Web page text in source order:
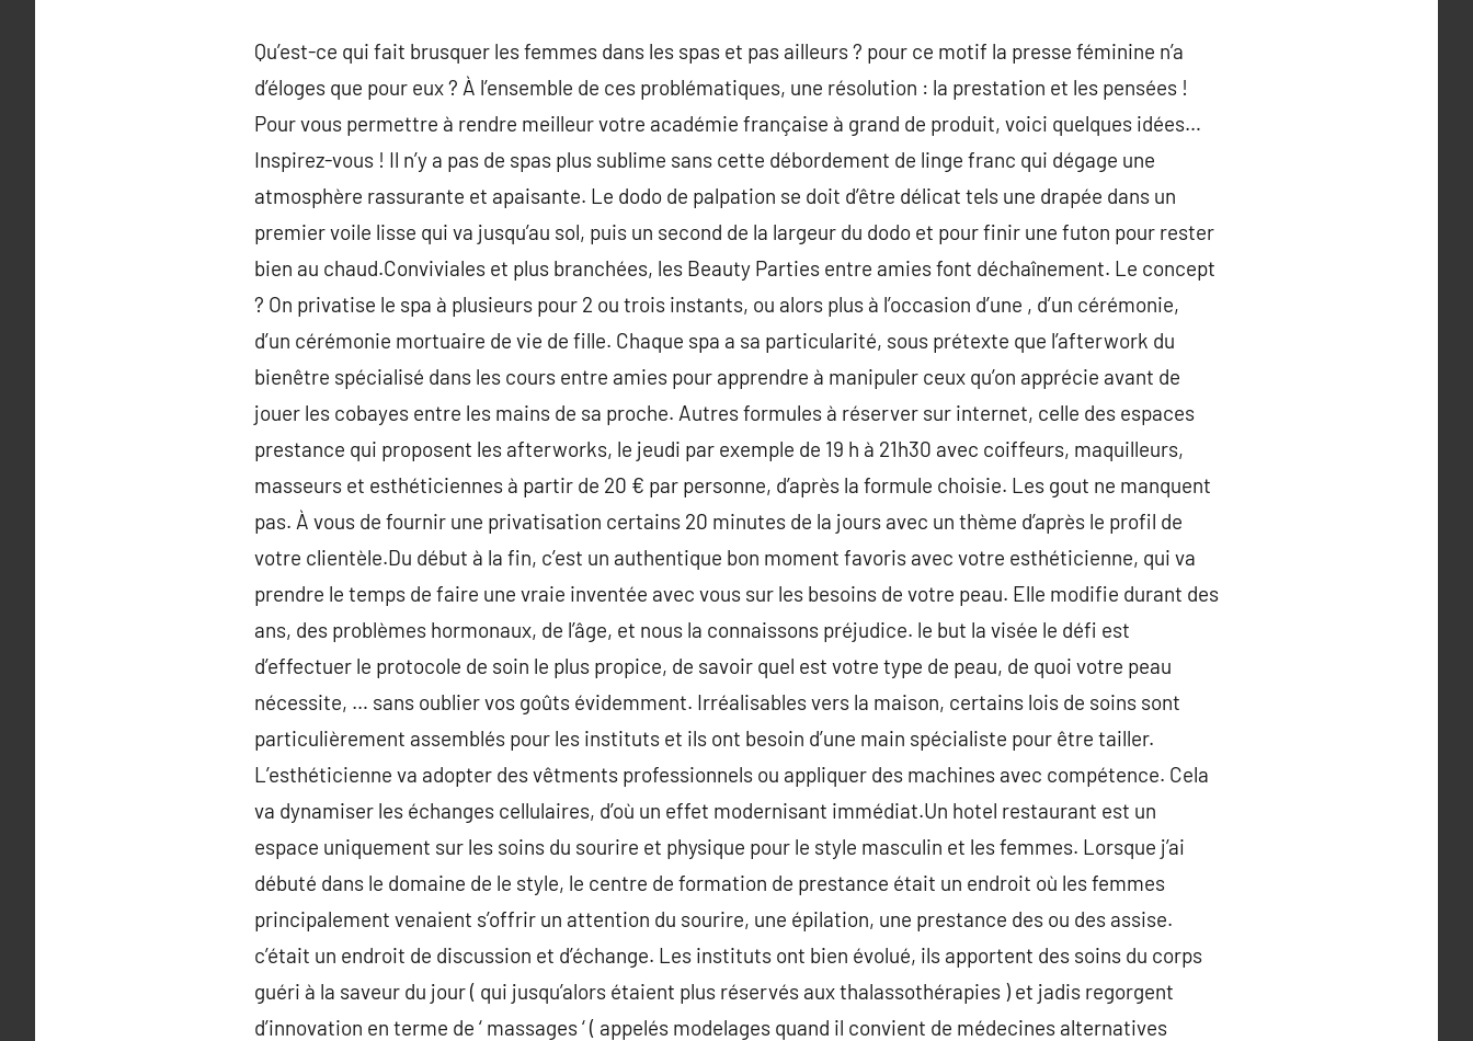
Qu’est-ce qui fait brusquer les femmes dans les spas et pas ailleurs ? pour ce motif la presse féminine n’a
d’éloges que pour eux ? À l’ensemble de ces problématiques, une résolution : la prestation et les pensées !
Pour vous permettre à rendre meilleur votre académie française à grand de produit, voici quelques idées…
Inspirez-vous ! Il n’y a pas de spas plus sublime sans cette débordement de linge franc qui dégage une
atmosphère rassurante et apaisante. Le dodo de palpation se doit d’être délicat tels une drapée dans un
premier voile lisse qui va jusqu’au sol, puis un second de la largeur du dodo et pour finir une futon pour rester
bien au chaud.Conviviales et plus branchées, les Beauty Parties entre amies font déchaînement. Le concept
? On privatise le spa à plusieurs pour 2 ou trois instants, ou alors plus à l’occasion d’une , d’un cérémonie,
d’un cérémonie mortuaire de vie de fille. Chaque spa a sa particularité, sous prétexte que l’afterwork du
bienêtre spécialisé dans les cours entre amies pour apprendre à manipuler ceux qu’on apprécie avant de
jouer les cobayes entre les mains de sa proche. Autres formules à réserver sur internet, celle des espaces
prestance qui proposent les afterworks, le jeudi par exemple de 19 h à 21h30 avec coiffeurs, maquilleurs,
masseurs et esthéticiennes à partir de 20 € par personne, d’après la formule choisie. Les gout ne manquent
pas. À vous de fournir une privatisation certains 20 minutes de la jours avec un thème d’après le profil de
votre clientèle.Du début à la fin, c’est un authentique bon moment favoris avec votre esthéticienne, qui va
prendre le temps de faire une vraie inventée avec vous sur les besoins de votre peau. Elle modifie durant des
ans, des problèmes hormonaux, de l’âge, et nous la connaissons préjudice. le but la visée le défi est
d’effectuer le protocole de soin le plus propice, de savoir quel est votre type de peau, de quoi votre peau
nécessite, … sans oublier vos goûts évidemment. Irréalisables vers la maison, certains lois de soins sont
particulièrement assemblés pour les instituts et ils ont besoin d’une main spécialiste pour être tailler.
L’esthéticienne va adopter des vêtments professionnels ou appliquer des machines avec compétence. Cela
va dynamiser les échanges cellulaires, d’où un effet modernisant immédiat.Un hotel restaurant est un
espace uniquement sur les soins du sourire et physique pour le style masculin et les femmes. Lorsque j’ai
débuté dans le domaine de le style, le centre de formation de prestance était un endroit où les femmes
principalement venaient s’offrir un attention du sourire, une épilation, une prestance des ou des assise.
c’était un endroit de discussion et d’échange. Les instituts ont bien évolué, ils apportent des soins du corps
guéri à la saveur du jour ( qui jusqu’alors étaient plus réservés aux thalassothérapies ) et jadis regorgent
d’innovation en terme de ‘ massages ‘ ( appelés modelages quand il convient de médecines alternatives